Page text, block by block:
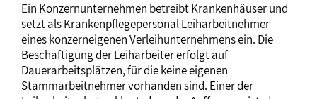
Ein Konzernunternehmen betreibt Krankenhäuser und
setzt als Krankenpflegepersonal Leiharbeitnehmer
eines konzerneigenen Verleihunternehmens ein. Die
Beschäftigung der Leiharbeiter erfolgt auf
Dauerarbeitsplätzen, für die keine eigenen
Stammarbeitnehmer vorhanden sind. Einer der